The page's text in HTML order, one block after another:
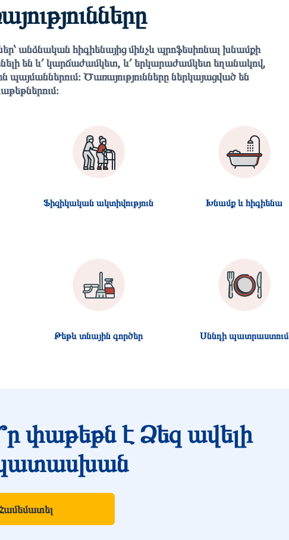
անձնական հիգիենայից մինչև պրոֆեսիոնալ խնամքի
են և՛ կարճաժամկետ, և՛ երկարաժամկետ եղանակով,
պայմաններում։ Ծառայությունները ներկայացված են
Ֆիզիկական ակտիվություն Խնամք և հիգիենա
Թեթև տնային գործեր Սննդի պատրաստում
փաթեթն է Ձեզ ավելի